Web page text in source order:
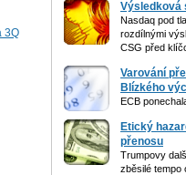
3Q
Výsledková
Nasdaq pod
rozdílnými
CSG před
Varování
Blízkého
ECB
Etický
přenosu
Trumpovy
zběsilé tempo